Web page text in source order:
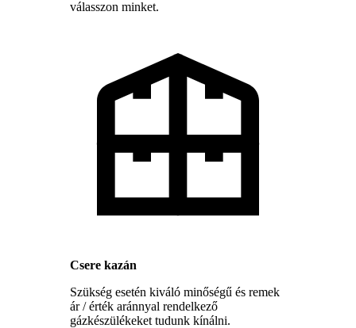
válasszon minket.
Csere kazán
Szükség esetén kiváló minőségű és remek
ár / érték aránnyal rendelkező
gázkészülékeket tudunk kínálni.